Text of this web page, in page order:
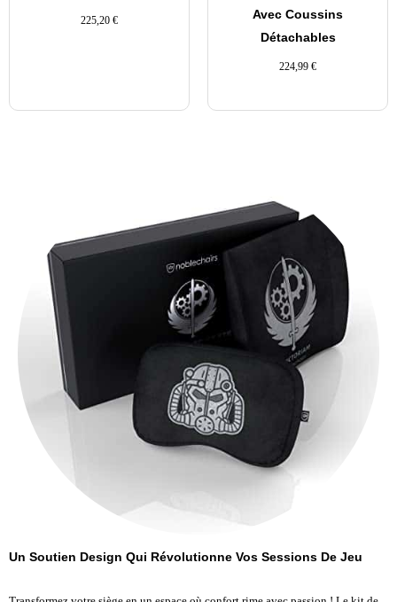
225,20 €
Avec Coussins
Détachables
224,99 €
Un Soutien Design Qui Révolutionne Vos Sessions De Jeu